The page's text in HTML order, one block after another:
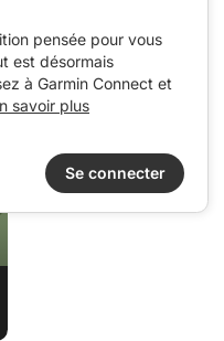
pensée pour vous
est désormais
à Garmin Connect et
savoir plus
Se connecter